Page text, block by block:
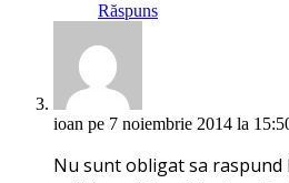
Răspuns
ioan pe 7 noiembrie 2014 la
Nu sunt obligat sa raspund